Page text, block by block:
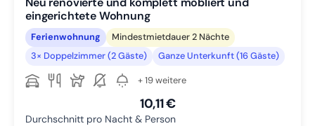
eingerichtete Wohnung
Ferienwohnung
Mindestmietdauer 2 Nächte
3× Doppelzimmer (2 Gäste)
Ganze Unterkunft (16 Gäste)
+ 19 weitere
10,11 €
Durchschnitt pro Nacht & Person